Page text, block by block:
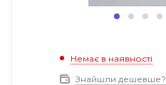
Немає в наявності
Знайшли дешевше?